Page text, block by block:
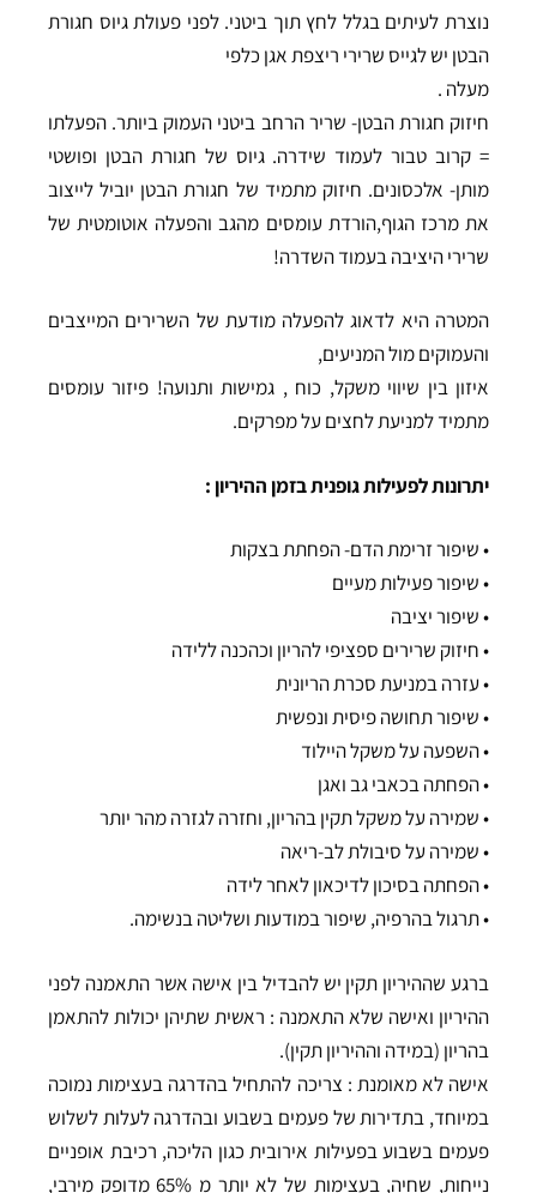
נוצרת לעיתים בגלל לחץ תוך ביטני. לפני פעולת גיוס חגורת
הבטן יש לגייס שרירי ריצפת אגן כלפי
מעלה .
חיזוק חגורת הבטן- שריר הרחב ביטני העמוק ביותר. הפעלתו
= קרוב טבור לעמוד שידרה. גיוס של חגורת הבטן ופושטי
מותן- אלכסונים. חיזוק מתמיד של חגורת הבטן יוביל לייצוב
את מרכז הגוף,הורדת עומסים מהגב והפעלה אוטומטית של
שרירי היציבה בעמוד השדרה!
המטרה היא לדאוג להפעלה מודעת של השרירים המייצבים
והעמוקים מול המניעים,
איזון בין שיווי משקל, כוח , גמישות ותנועה! פיזור עומסים
מתמיד למניעת לחצים על מפרקים.
יתרונות לפעילות גופנית בזמן ההיריון :
• שיפור זרימת הדם- הפחתת בצקות
• שיפור פעילות מעיים
• שיפור יציבה
• חיזוק שרירים ספציפי להריון וכהכנה ללידה
• עזרה במניעת סכרת הריונית
• שיפור תחושה פיסית ונפשית
• השפעה על משקל היילוד
• הפחתה בכאבי גב ואגן
• שמירה על משקל תקין בהריון, וחזרה לגזרה מהר יותר
• שמירה על סיבולת לב-ריאה
• הפחתה בסיכון לדיכאון לאחר לידה
• תרגול בהרפיה, שיפור במודעות ושליטה בנשימה.
ברגע שההיריון תקין יש להבדיל בין אישה אשר התאמנה לפני
ההיריון ואישה שלא התאמנה : ראשית שתיהן יכולות להתאמן
בהריון (במידה וההיריון תקין).
אישה לא מאומנת : צריכה להתחיל בהדרגה בעצימות נמוכה
במיוחד, בתדירות של פעמים בשבוע ובהדרגה לעלות לשלוש
פעמים בשבוע בפעילות אירובית כגון הליכה, רכיבת אופניים
נייחות, שחיה, בעצימות של לא יותר מ 65% מדופק מירבי,